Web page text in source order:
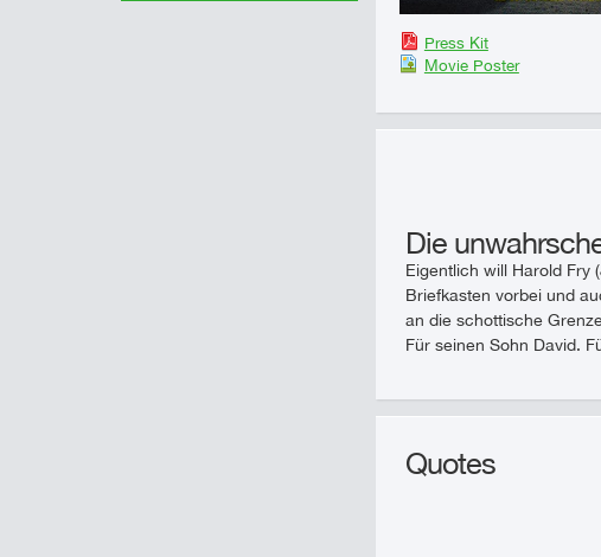
Press Kit
Movie Poster
Die
Eigentlich will Harold Fry
Briefkasten vorbei und
an die schottische
Für seinen Sohn David.
Quotes